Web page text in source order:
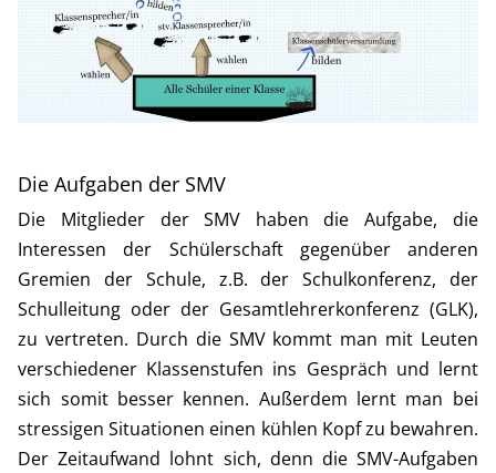
Die Aufgaben der SMV
Die Mitglieder der SMV haben die Aufgabe, die
Interessen der Schülerschaft gegenüber anderen
Gremien der Schule, z.B. der Schulkonferenz, der
Schulleitung oder der Gesamtlehrerkonferenz (GLK),
zu vertreten. Durch die SMV kommt man mit Leuten
verschiedener Klassenstufen ins Gespräch und lernt
sich somit besser kennen. Außerdem lernt man bei
stressigen Situationen einen kühlen Kopf zu bewahren.
Der Zeitaufwand lohnt sich, denn die SMV-Aufgaben